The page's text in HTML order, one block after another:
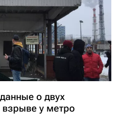
о двух
у метро